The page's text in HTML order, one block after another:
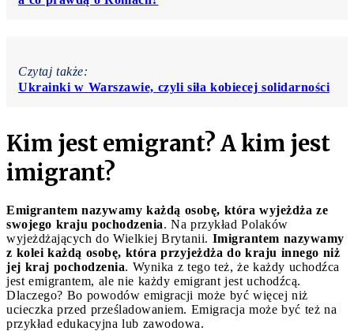
Czytaj także:
Ukrainki w Warszawie, czyli siła kobiecej solidarności
Kim jest emigrant? A kim jest
imigrant?
Emigrantem nazywamy każdą osobę, która wyjeżdża ze
swojego kraju pochodzenia. Na przykład Polaków
wyjeżdżających do Wielkiej Brytanii. Imigrantem nazywamy
z kolei każdą osobę, która przyjeżdża do kraju innego niż
jej kraj pochodzenia. Wynika z tego też, że każdy uchodźca
jest emigrantem, ale nie każdy emigrant jest uchodźcą.
Dlaczego? Bo powodów emigracji może być więcej niż
ucieczka przed prześladowaniem. Emigracja może być też na
przykład edukacyjna lub zawodowa.